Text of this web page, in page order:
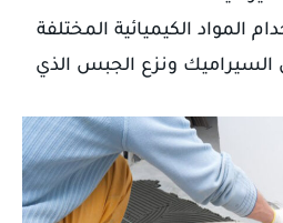
المواد الكيميائية المختلفة
السيراميك ونزع الجبس الذي